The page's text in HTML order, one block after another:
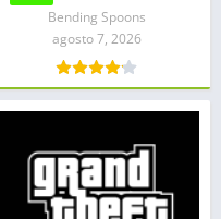
Bending Spoons
agosto 7, 2026